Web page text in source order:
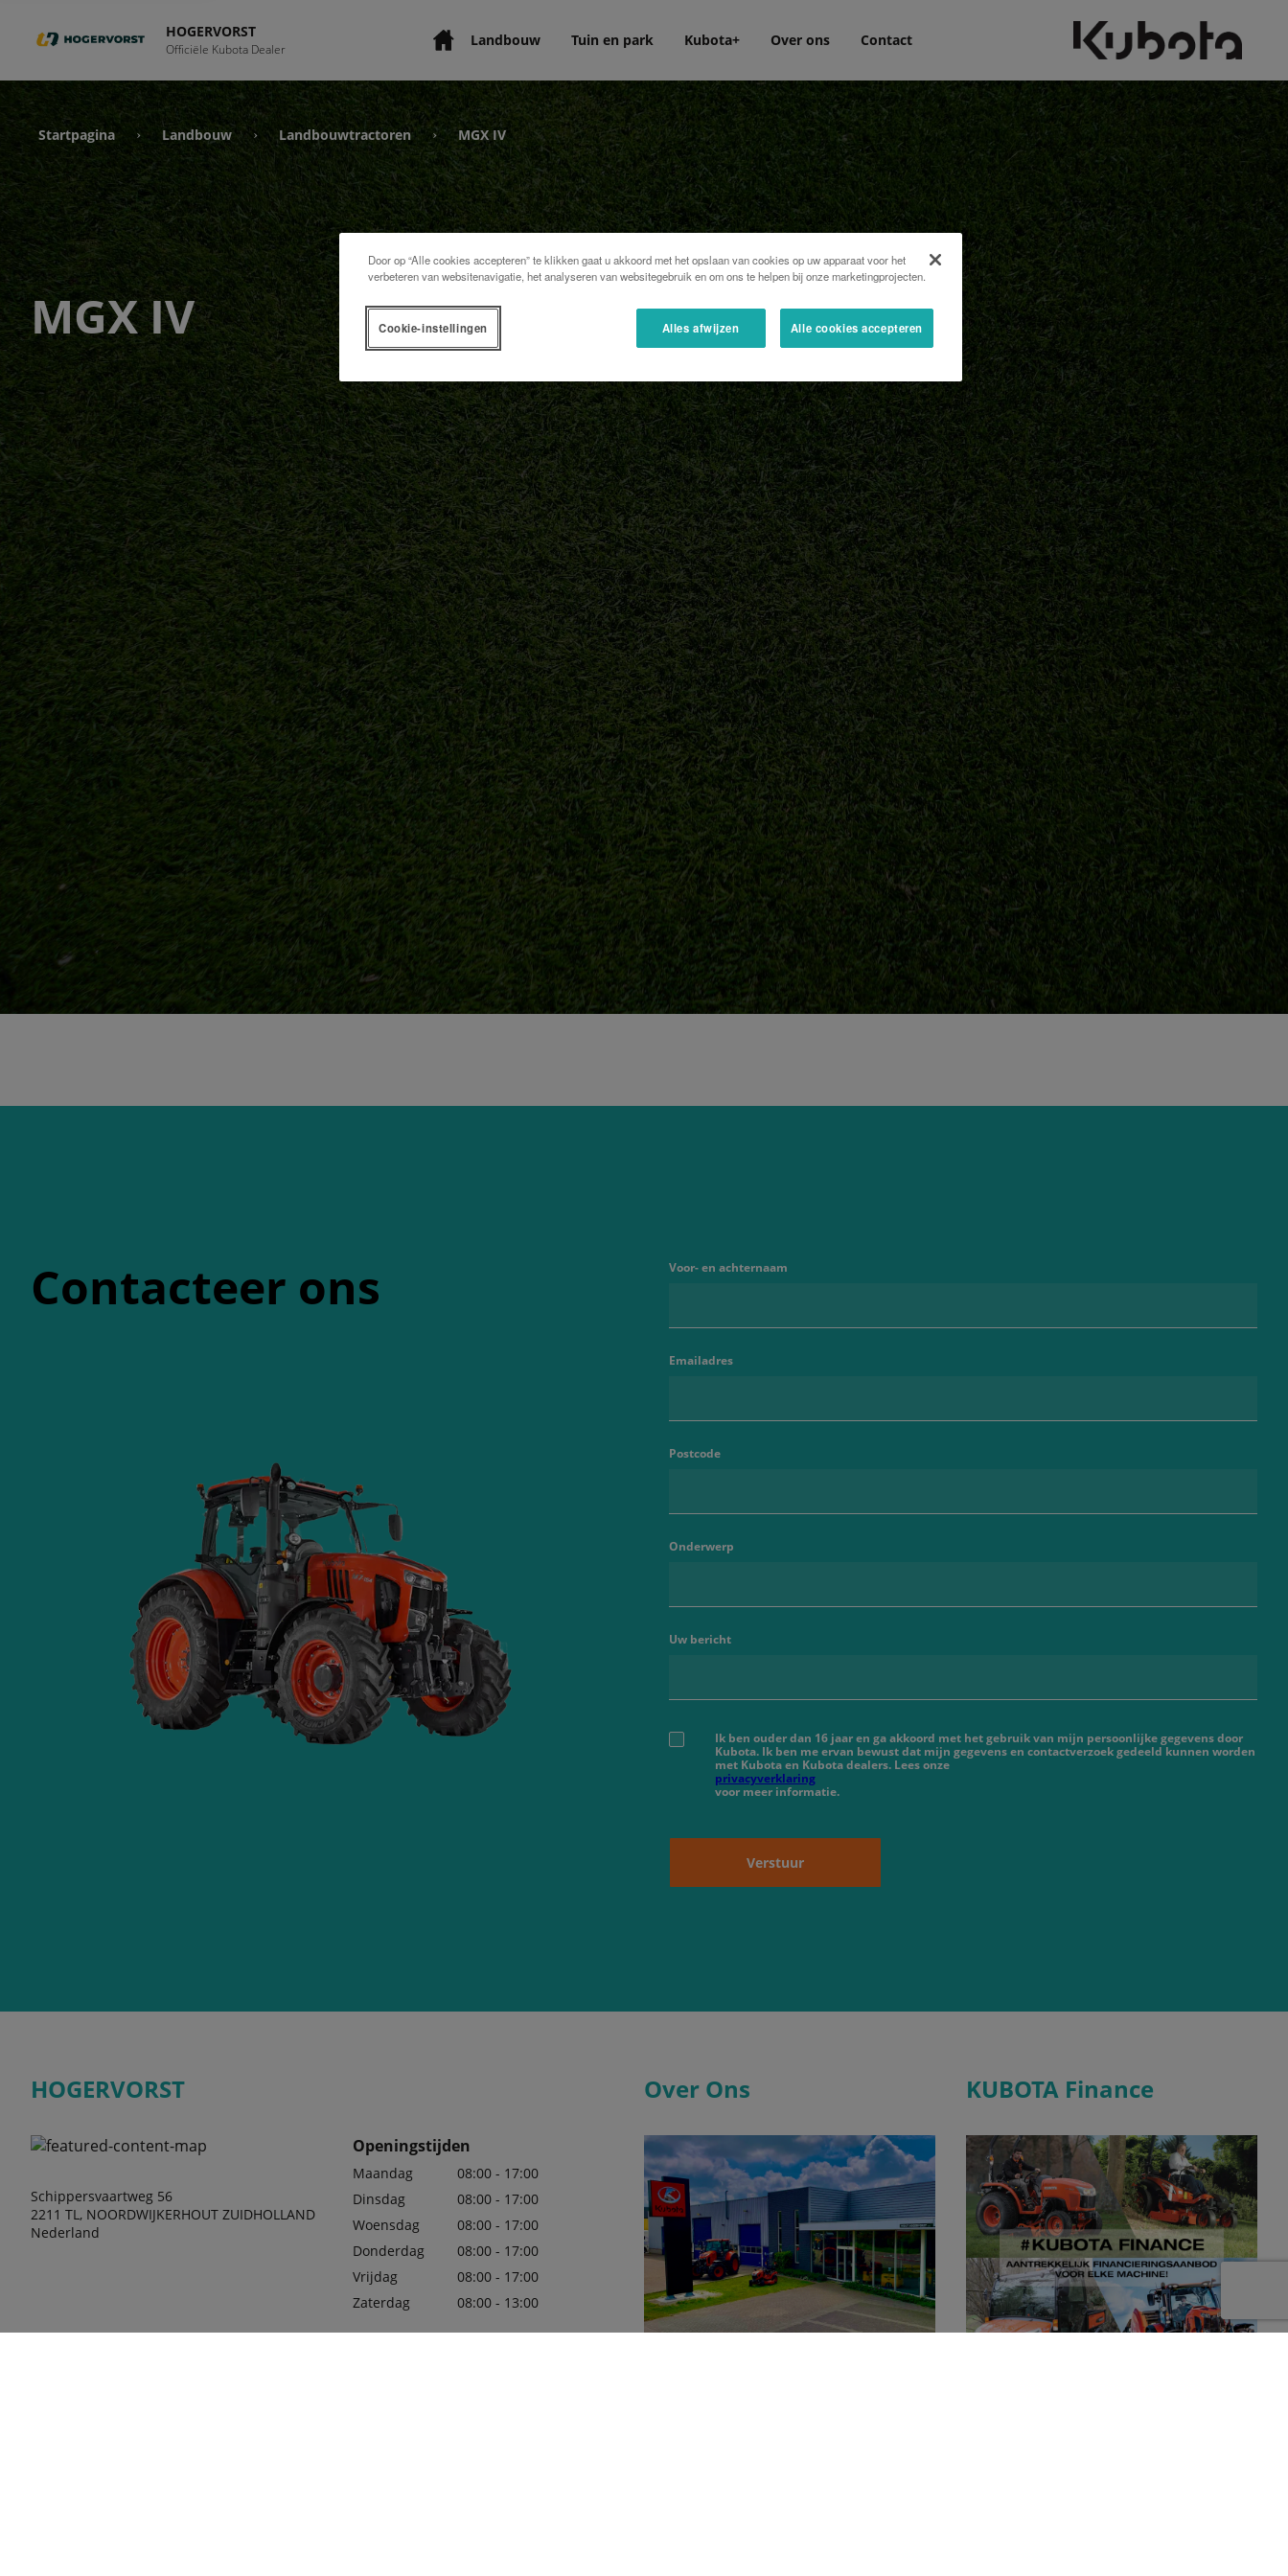
HOGERVORST
Officiële Kubota Dealer Landbouw Tuin en park Kubota+ Over ons Contact
Startpagina › Landbouw › Landbouwtractoren › MGX IV
MGX IV
Contacteer ons Voor- en achternaam
Emailadres
Postcode
Onderwerp
Uw bericht
Ik ben ouder dan 16 jaar en ga akkoord met het gebruik van mijn persoonlijke gegevens door
Kubota. Ik ben me ervan bewust dat mijn gegevens en contactverzoek gedeeld kunnen worden
met Kubota en Kubota dealers. Lees onze
privacyverklaring
voor meer informatie.
Verstuur
HOGERVORST
Schippersvaartweg 56
2211 TL, NOORDWIJKERHOUT ZUIDHOLLAND
Nederland
Openingstijden
Maandag
08:00 - 17:00
Dinsdag
08:00 - 17:00
Woensdag
08:00 - 17:00
Donderdag
08:00 - 17:00
Vrijdag
08:00 - 17:00
Zaterdag
08:00 - 13:00
Over Ons KUBOTA Finance
Door op “Alle cookies accepteren” te klikken gaat u akkoord met het opslaan van cookies op uw apparaat voor het
verbeteren van websitenavigatie, het analyseren van websitegebruik en om ons te helpen bij onze marketingprojecten.
Alles afwijzen Alle cookies accepteren
Cookie-instellingen